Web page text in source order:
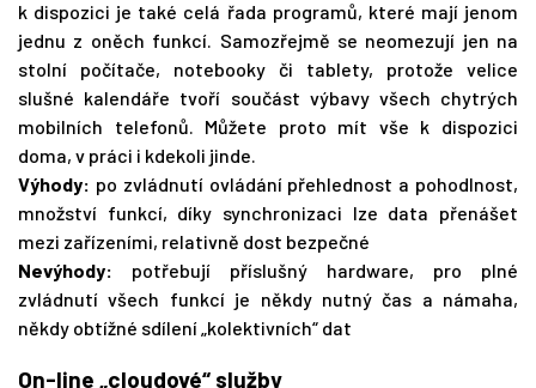
k dispozici je také celá řada programů, které mají jenom
jednu z oněch funkcí. Samozřejmě se neomezují jen na
stolní počítače, notebooky či tablety, protože velice
slušné kalendáře tvoří součást výbavy všech chytrých
mobilních telefonů. Můžete proto mít vše k dispozici
doma, v práci i kdekoli jinde.
Výhody: po zvládnutí ovládání přehlednost a pohodlnost,
množství funkcí, díky synchronizaci lze data přenášet
mezi zařízeními, relativně dost bezpečné
Nevýhody: potřebují příslušný hardware, pro plné
zvládnutí všech funkcí je někdy nutný čas a námaha,
někdy obtížné sdílení „kolektivních“ dat
On-line „cloudové“ služby